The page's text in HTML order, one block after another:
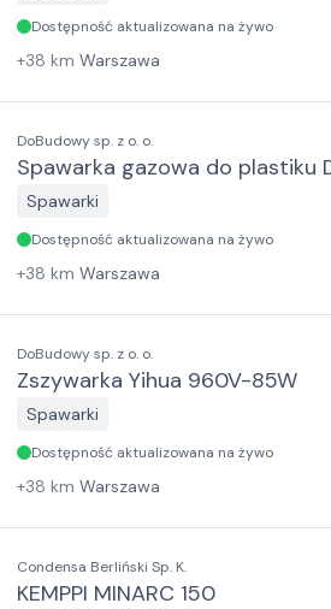
Dostępność aktualizowana na żywo
+38 km Warszawa
DoBudowy sp. z o. o.
Spawarka gazowa do plastiku
Spawarki
Dostępność aktualizowana na żywo
+38 km Warszawa
DoBudowy sp. z o. o.
Zszywarka Yihua 960V-85W
Spawarki
Dostępność aktualizowana na żywo
+38 km Warszawa
Condensa Berliński Sp. K.
KEMPPI MINARC 150